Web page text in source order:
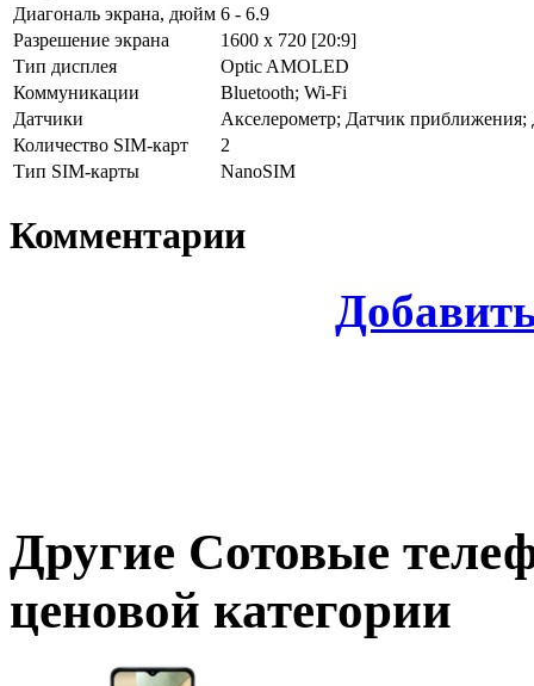
Диагональ экрана, дюйм 6 - 6.9
Разрешение экрана
1600 x 720 [20:9]
Тип дисплея
Optic AMOLED
Коммуникации
Bluetooth; Wi-Fi
Датчики
Акселерометр; Датчик приближения;
Количество SIM-карт
2
Тип SIM-карты
NanoSIM
Комментарии
Другие Сотовые
ценовой категории